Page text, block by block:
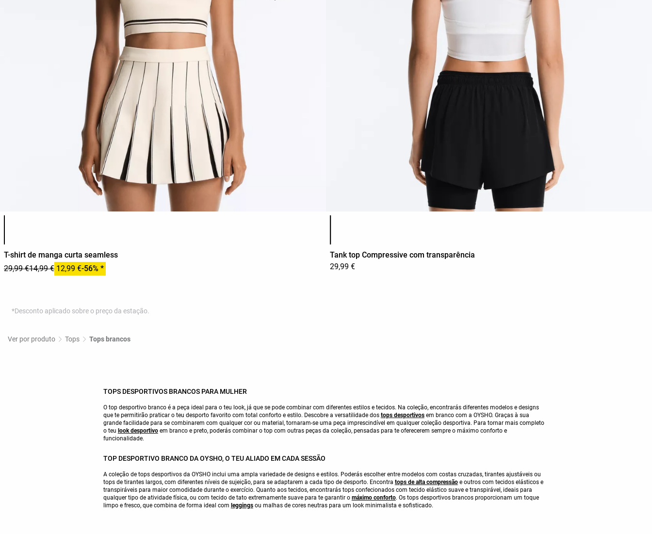
T-shirt de manga curta seamless
29,99 €14,99 € 12,99 €-56% *
Tank top Compressive com transparência
29,99 €
*Desconto aplicado sobre o preço da estação.
Ver por produto Tops Tops brancos
TOPS DESPORTIVOS BRANCOS PARA MULHER
O top desportivo branco é a peça ideal para o teu look, já que se pode combinar com diferentes estilos e tecidos. Na coleção, encontrarás diferentes modelos e designs
que te permitirão praticar o teu desporto favorito com total conforto e estilo. Descobre a versatilidade dos tops desportivosem branco com a OYSHO. Graças à sua
grande facilidade para se combinarem com qualquer cor ou material, tornaram-se uma peça imprescindível em qualquer coleção desportiva. Para tornar mais completo
o teu look desportivoem branco e preto, poderás combinar o top com outras peças da coleção, pensadas para te oferecerem sempre o máximo conforto e
funcionalidade.
TOP DESPORTIVO BRANCO DA OYSHO, O TEU ALIADO EM CADA SESSÃO
A coleção de tops desportivos da OYSHO inclui uma ampla variedade de designs e estilos. Poderás escolher entre modelos com costas cruzadas, tirantes ajustáveis ou
tops de tirantes largos, com diferentes níveis de sujeição, para se adaptarem a cada tipo de desporto. Encontra tops de alta compressãoe outros com tecidos elásticos e
transpiráveis para maior comodidade durante o exercício. Quanto aos tecidos, encontrarás tops confecionados com tecido elástico suave e transpirável, ideais para
qualquer tipo de atividade física, ou com tecido de tato extremamente suave para te garantir o máximo conforto. Os tops desportivos brancos proporcionam um toque
limpo e fresco, que combina de forma ideal com leggingsou malhas de cores neutras para um look minimalista e sofisticado.